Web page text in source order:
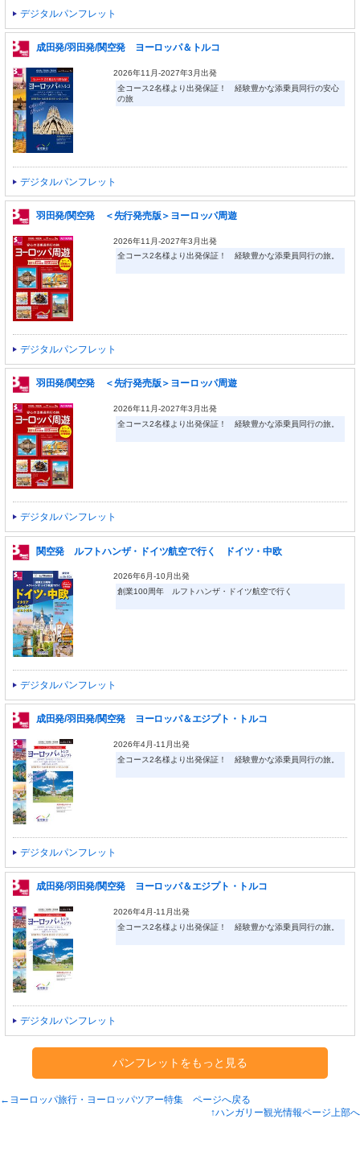
デジタルパンフレット
成田発/羽田発/関空発 ヨーロッパ＆トルコ
2026年11月-2027年3月出発
全コース2名様より出発保証！ 経験豊かな添乗員同行の安心
の旅
デジタルパンフレット
羽田発/関空発 ＜先行発売版＞ヨーロッパ周遊
2026年11月-2027年3月出発
全コース2名様より出発保証！ 経験豊かな添乗員同行の旅。
デジタルパンフレット
羽田発/関空発 ＜先行発売版＞ヨーロッパ周遊
2026年11月-2027年3月出発
全コース2名様より出発保証！ 経験豊かな添乗員同行の旅。
デジタルパンフレット
関空発 ルフトハンザ・ドイツ航空で行く ドイツ・中欧
2026年6月-10月出発
創業100周年 ルフトハンザ・ドイツ航空で行く
デジタルパンフレット
成田発/羽田発/関空発 ヨーロッパ＆エジプト・トルコ
2026年4月-11月出発
全コース2名様より出発保証！ 経験豊かな添乗員同行の旅。
デジタルパンフレット
成田発/羽田発/関空発 ヨーロッパ＆エジプト・トルコ
2026年4月-11月出発
全コース2名様より出発保証！ 経験豊かな添乗員同行の旅。
デジタルパンフレット
パンフレットをもっと見る
←ヨーロッパ旅行・ヨーロッパツアー特集 ページへ戻る
↑ハンガリー観光情報ページ上部へ